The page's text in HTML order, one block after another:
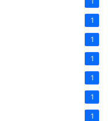
1
1
1
1
1
1